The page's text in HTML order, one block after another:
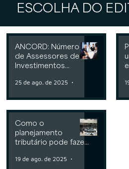
ESCOLHA DO
ANCORD: Número
de Assessores de
Investimentos
últimos 12 meses
25 de ago. de 2025
Como o
planejamento
tributário pode fazer
Consultorias ou
19 de ago. de 2025